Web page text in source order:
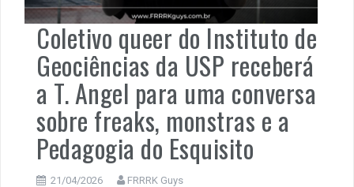
Coletivo queer do Instituto de
Geociências da USP receberá
a T. Angel para uma conversa
sobre freaks, monstras e a
Pedagogia do Esquisito
21/04/2026 FRRRK Guys